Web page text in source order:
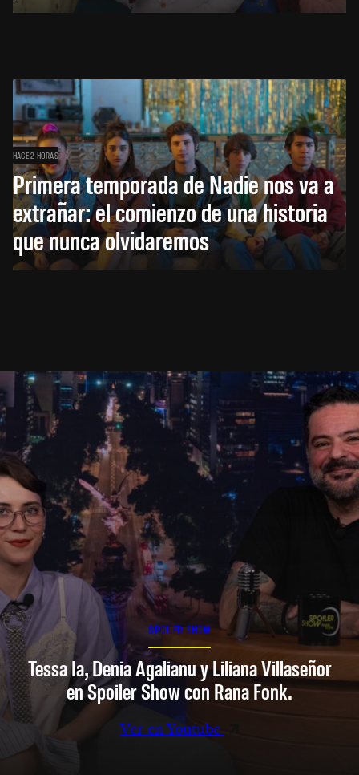
HACE 2 HORAS
Primera temporada de Nadie nos va a
extrañar: el comienzo de una historia
que nunca olvidaremos
SPOILER SHOW
Tessa Ia, Denia Agalianu y Liliana Villaseñor
en Spoiler Show con Rana Fonk.
Ver en Youtube